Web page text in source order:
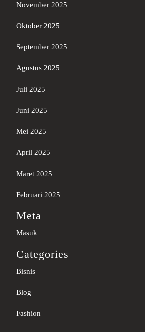
November 2025
Oktober 2025
September 2025
Agustus 2025
Juli 2025
Juni 2025
Mei 2025
April 2025
Maret 2025
Februari 2025
Meta
Masuk
Categories
Bisnis
Blog
Fashion